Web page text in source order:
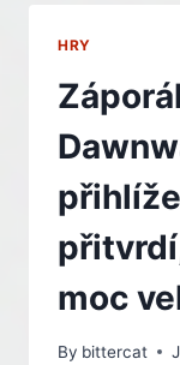
A
DO
HRY
moc
By bittercat